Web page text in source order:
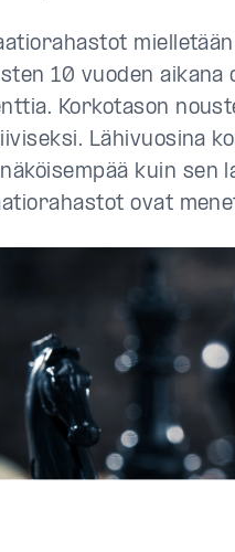
10 vuoden
Korkotason
Lähivuosina
kuin sen
ovat